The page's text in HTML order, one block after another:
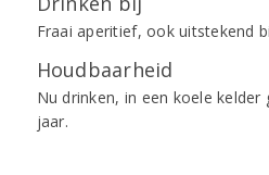
Fraai aperitief, ook uitstekend
Houdbaarheid
Nu drinken, in een koele
jaar.